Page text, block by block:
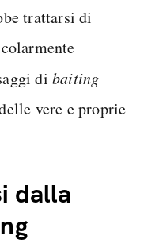
trattarsi di
di baiting
vere e proprie
dalla